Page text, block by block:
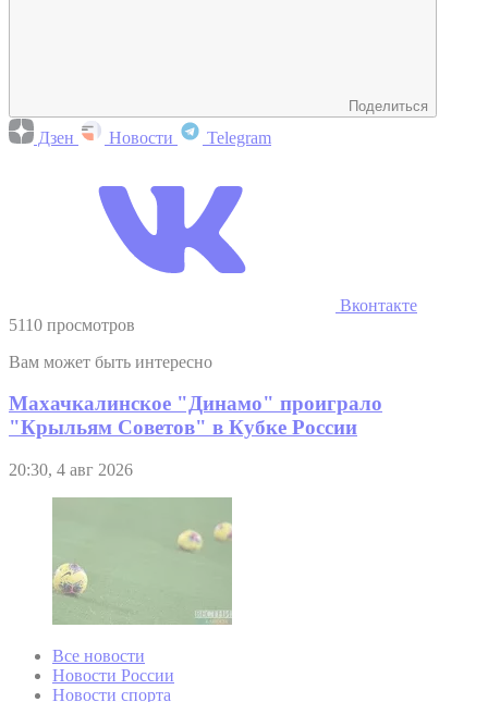
Поделиться
Дзен Новости Telegram
Вконтакте
5110 просмотров
Вам может быть интересно
Махачкалинское "Динамо" проиграло
"Крыльям Советов" в Кубке России
20:30, 4 авг 2026
Все новости
Новости России
Новости спорта